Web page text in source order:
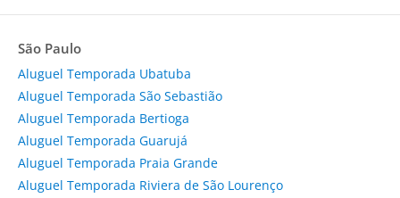
São Paulo
Aluguel Temporada Ubatuba
Aluguel Temporada São Sebastião
Aluguel Temporada Bertioga
Aluguel Temporada Guarujá
Aluguel Temporada Praia Grande
Aluguel Temporada Riviera de São Lourenço